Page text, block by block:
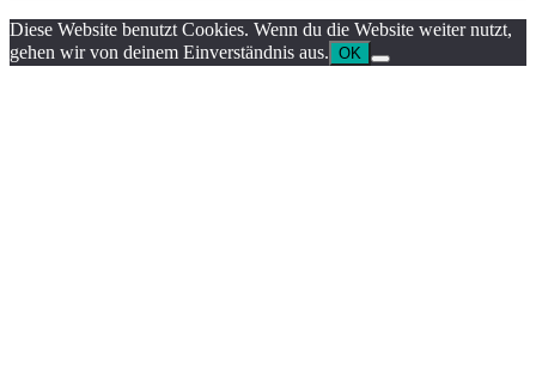
Diese Website benutzt Cookies. Wenn du die Website weiter nutzt,
gehen wir von deinem Einverständnis aus. OK